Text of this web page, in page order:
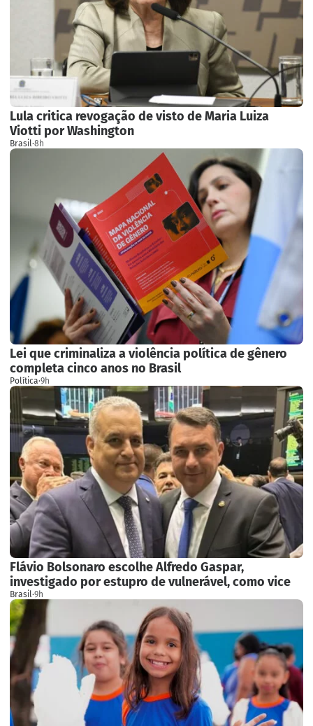
Lula critica revogação de visto de Maria Luiza
Viotti por Washington
Brasil·8h
Lei que criminaliza a violência política de gênero
completa cinco anos no Brasil
Política·9h
Flávio Bolsonaro escolhe Alfredo Gaspar,
investigado por estupro de vulnerável, como vice
Brasil·9h